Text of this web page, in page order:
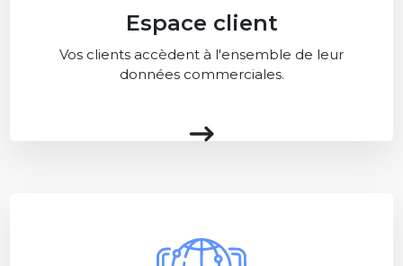
Espace client
Vos clients accèdent à l'ensemble de leur
données commerciales.